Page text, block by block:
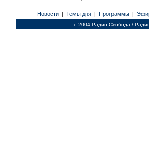
Новости | Темы дня | Программы |
c 2004 Радио Свобода /